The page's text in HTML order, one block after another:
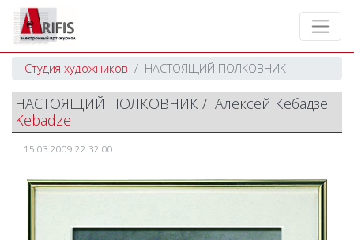
Студия художников НАСТОЯЩИЙ ПОЛКОВНИК
НАСТОЯЩИЙ ПОЛКОВНИК / Алексей Кебадзе
Kebadze
15.03.2009 22:32:00